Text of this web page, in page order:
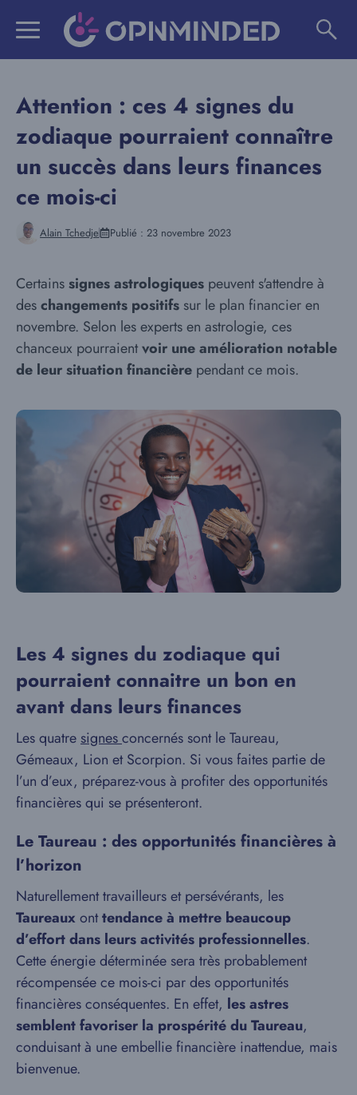
Attention : ces 4 signes du
zodiaque pourraient connaître
un succès dans leurs finances
ce mois-ci
Alain Tchedje Publié : 23 novembre 2023
Certainssignes astrologiques peuvent s'attendre à
deschangements positifs sur le plan financier en
novembre. Selon les experts en astrologie, ces
chanceux pourraientvoir une amélioration notable
de leur situation financière pendant ce mois.
Les 4 signes du zodiaque qui
pourraient connaitre un bon en
avant dans leurs finances
Les quatresignesconcernés sont le Taureau,
Gémeaux, Lion et Scorpion. Si vous faites partie de
l’un d’eux, préparez-vous à profiter des opportunités
financières qui se présenteront.
Le Taureau : des opportunités financières à
l’horizon
Naturellement travailleurs et persévérants, les
Taureaux onttendance à mettre beaucoup
d’effort dans leurs activités professionnelles.
Cette énergie déterminée sera très probablement
récompensée ce mois-ci par des opportunités
financières conséquentes. En effet, les astres
semblent favoriser la prospérité du Taureau,
conduisant à une embellie financière inattendue, mais
bienvenue.